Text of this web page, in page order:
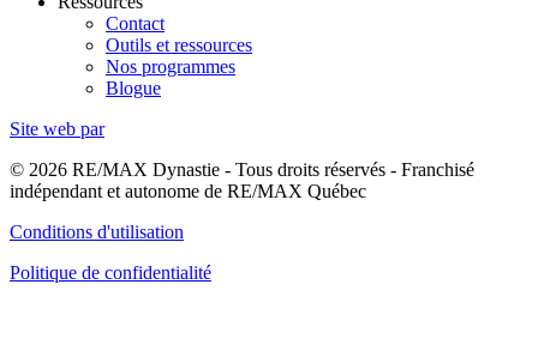
Contact
Outils et ressources
Nos programmes
Blogue
Site web par
© 2026 RE/MAX Dynastie - Tous droits réservés - Franchisé
indépendant et autonome de RE/MAX Québec
Conditions d'utilisation
Politique de confidentialité